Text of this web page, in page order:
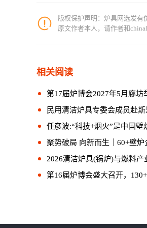
版权保护声明：炉具网选发
原文作者本人，请作者和
相关阅读
第17届炉博会2027年5月廊
民用清洁炉具专委会成员赴
任彦波:“科技+烟火”是中国壁
聚势破局 向新而生｜60+壁
2026清洁炉具(锅炉)与燃料
第16届炉博会盛大召开，